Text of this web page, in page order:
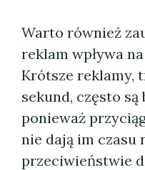
Warto również
reklam wpływa
Krótsze reklamy,
sekund, często
ponieważ
nie dają im czasu
przeciwieństwie